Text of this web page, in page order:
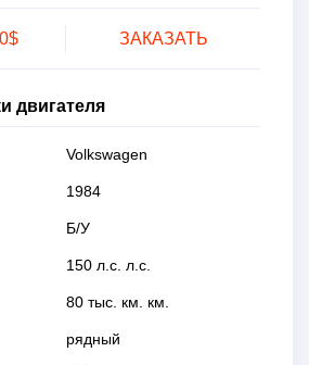
ЗАКАЗАТЬ
двигателя
Volkswagen
1984
Б/У
150 л.с. л.с.
80 тыс. км. км.
рядный